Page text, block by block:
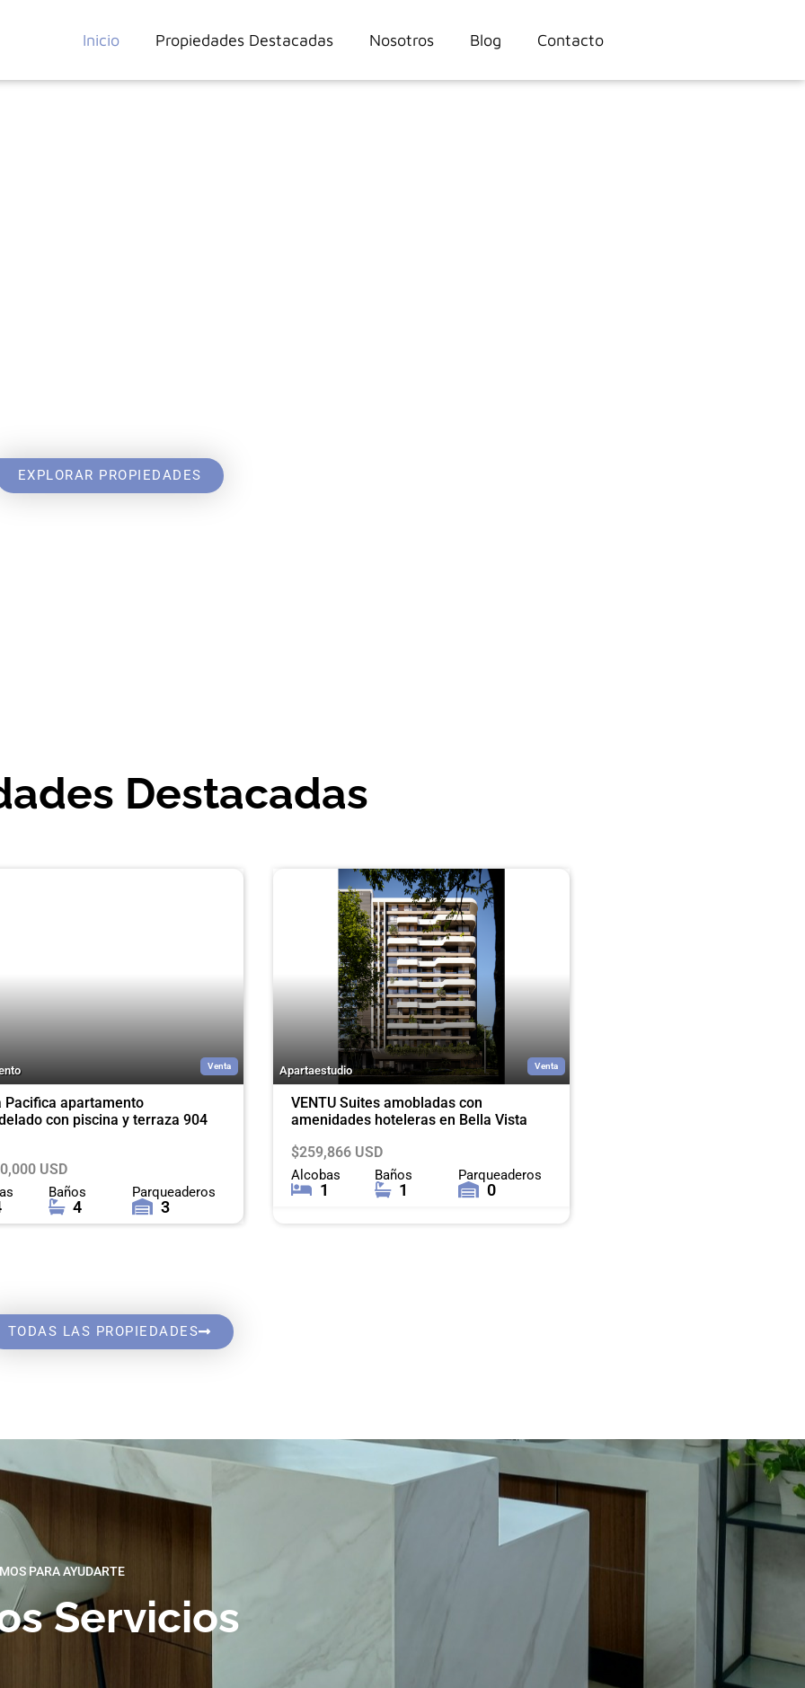
Inicio Propiedades Destacadas Nosotros Blog Contacto
EXPLORAR PROPIEDADES
Destacadas
Venta
Pacifica apartamento
con piscina y terraza 904
USD
Baños
4
Parqueaderos
3
Venta
Apartaestudio
VENTU Suites amobladas con
amenidades hoteleras en Bella Vista
$259,866 USD
Alcobas
1
Baños
1
Parqueaderos
0
TODAS LAS PROPIEDADES
PARA AYUDARTE
Servicios